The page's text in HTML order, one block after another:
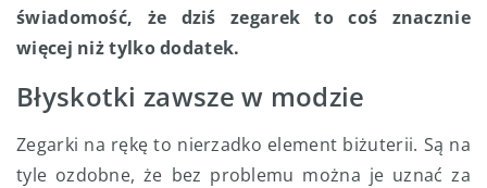
świadomość, że dziś zegarek to coś znacznie
więcej niż tylko dodatek.
Błyskotki zawsze w modzie
Zegarki na rękę to nierzadko element biżuterii. Są na
tyle ozdobne, że bez problemu można je uznać za